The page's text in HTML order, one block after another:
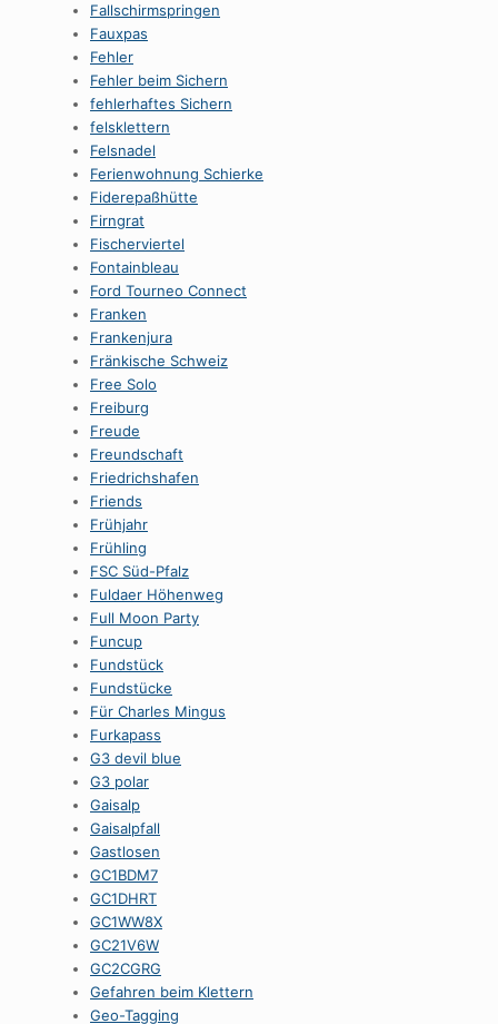
Fallschirmspringen
Fauxpas
Fehler
Fehler beim Sichern
fehlerhaftes Sichern
felsklettern
Felsnadel
Ferienwohnung Schierke
Fiderepaßhütte
Firngrat
Fischerviertel
Fontainbleau
Ford Tourneo Connect
Franken
Frankenjura
Fränkische Schweiz
Free Solo
Freiburg
Freude
Freundschaft
Friedrichshafen
Friends
Frühjahr
Frühling
FSC Süd-Pfalz
Fuldaer Höhenweg
Full Moon Party
Funcup
Fundstück
Fundstücke
Für Charles Mingus
Furkapass
G3 devil blue
G3 polar
Gaisalp
Gaisalpfall
Gastlosen
GC1BDM7
GC1DHRT
GC1WW8X
GC21V6W
GC2CGRG
Gefahren beim Klettern
Geo-Tagging